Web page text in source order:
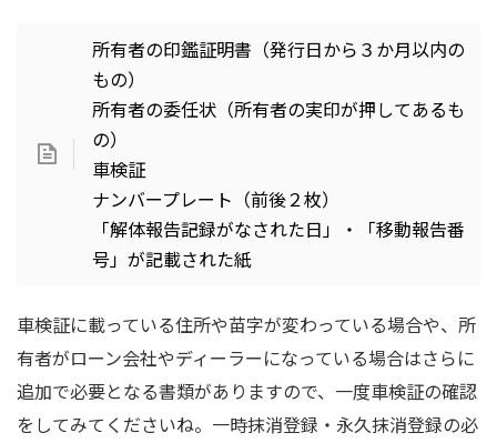
所有者の印鑑証明書（発行日から３か月以内の
もの）
所有者の委任状（所有者の実印が押してあるも
の）
車検証
ナンバープレート（前後２枚）
「解体報告記録がなされた日」・「移動報告番
号」が記載された紙
車検証に載っている住所や苗字が変わっている場合や、所
有者がローン会社やディーラーになっている場合はさらに
追加で必要となる書類がありますので、一度車検証の確認
をしてみてくださいね。一時抹消登録・永久抹消登録の必